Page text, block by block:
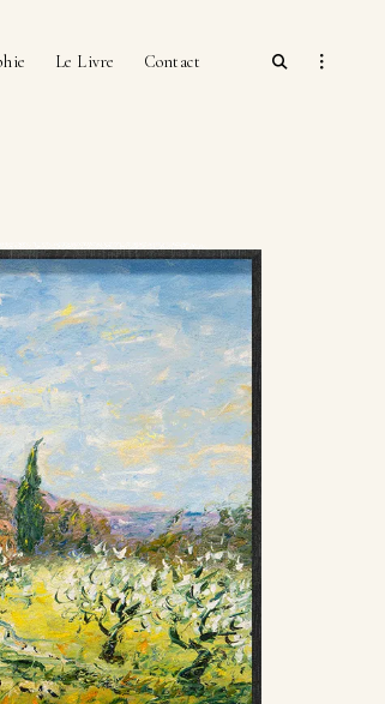
Le Livre Contact
open
open